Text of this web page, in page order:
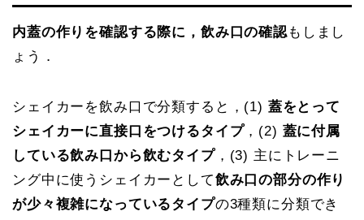
内蓋の作りを確認する際に，飲み口の確認もしまし
ょう．
シェイカーを飲み口で分類すると，(1) 蓋をとって
シェイカーに直接口をつけるタイプ，(2) 蓋に付属
している飲み口から飲むタイプ，(3) 主にトレーニ
ング中に使うシェイカーとして飲み口の部分の作り
が少々複雑になっているタイプの3種類に分類でき